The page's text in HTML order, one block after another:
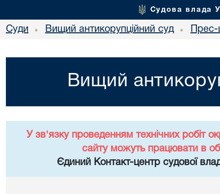
Судова влада
Суди • Вищий антикорупційний суд •
Вищий
У зв'язку проведенням технічних робіт
сайту можуть працювати в
Єдиний Контакт-центр судової